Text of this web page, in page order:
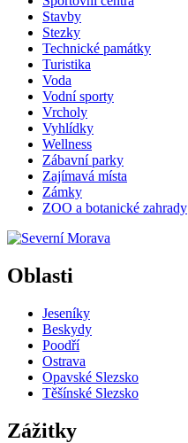
Stavby
Stezky
Technické památky
Turistika
Voda
Vodní sporty
Vrcholy
Vyhlídky
Wellness
Zábavní parky
Zajímavá místa
Zámky
ZOO a botanické zahrady
Oblasti
Jeseníky
Beskydy
Poodří
Ostrava
Opavské Slezsko
Těšínské Slezsko
Zážitky